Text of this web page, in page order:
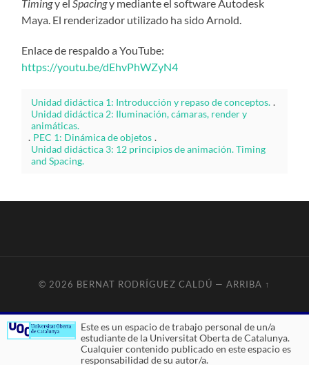
Timingy el Spacingy mediante el software Autodesk
Maya. El renderizador utilizado ha sido Arnold.
Enlace de respaldo a YouTube:
https://youtu.be/dEhvPhWZyN4
Unidad didáctica 1: Introducción y repaso de conceptos. .
Unidad didáctica 2: Iluminación, cámaras, render y
animáticas.
. PEC 1: Dinámica de objetos .
Unidad didáctica 3: 12 principios de animación. Timing
and Spacing.
© 2026 BERNAT RODRÍGUEZ CALDÚ — ARRIBA ↑
Este es un espacio de trabajo personal de un/a
estudiante de la Universitat Oberta de Catalunya.
Cualquier contenido publicado en este espacio es
responsabilidad de su autor/a.